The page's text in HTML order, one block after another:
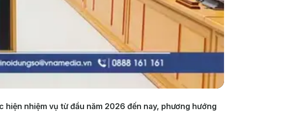
nhiệm vụ từ đầu năm 2026 đến nay, phương hướng